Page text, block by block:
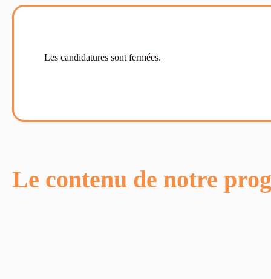
Les candidatures sont fermées.
Le contenu de notre